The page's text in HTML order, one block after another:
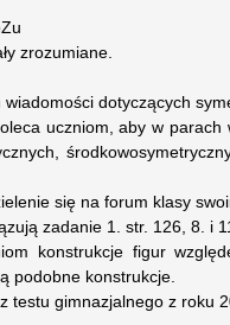
zrozumiane.
dotyczących
uczniom, aby w parach
się na forum klasy
zadanie 1. str. 126, 8. i
konstrukcje figur
podobne konstrukcje.
testu gimnazjalnego z roku